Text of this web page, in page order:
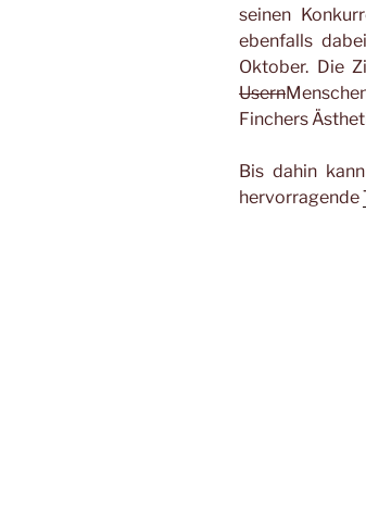
seinen
ebenfalls
Oktober. Die
Usern
Finchers
Bis dahin
hervorragende